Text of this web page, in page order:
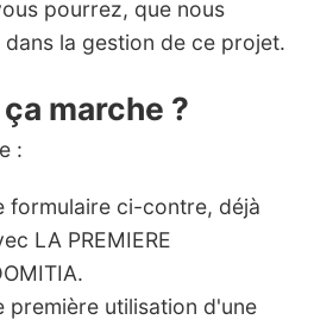
pourrez, que nous
la gestion de ce projet.
marche ?
:
formulaire ci-contre, déjà
LA PREMIERE
première utilisation d'une